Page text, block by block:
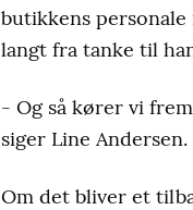
butikkens
langt fra tanke til
- Og så kører vi
siger Line Andersen.
Om det bliver et